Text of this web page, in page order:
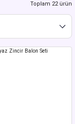
Toplam 22 ürün